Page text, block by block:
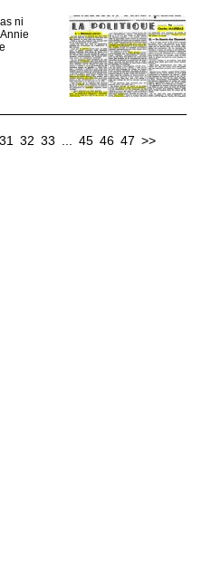
ni
31 32 33 45 46 47 >>